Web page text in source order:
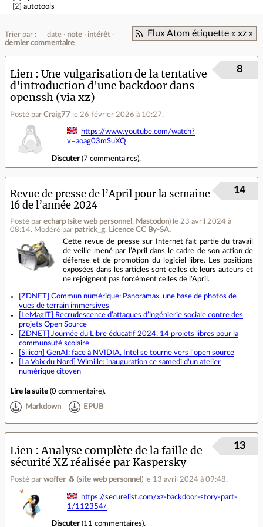
2
autotools
Flux Atom étiquette « xz »
Trier par : date note
intérêt
dernier commentaire
Lien
Une vulgarisation de la tentative
d'introduction d'une backdoor dans
openssh (via xz)
Posté par Craig77 le 26 février 2026 à 10:27.
8
https://www.youtube.com/watch?
v=aoag03mSuXQ
Discuter(7 commentaires).
Revue de presse de l’April pour la semaine
16 de l’année 2024
Posté par echarp(site web personnel , Mastodon) le 23 avril 2024 à
08:14. Modéré par patrick_g. Licence CC By‑SA.
14
Cette revue de presse sur Internet fait partie du travail
de veille mené par l’April dans le cadre de son action de
défense et de promotion du logiciel libre. Les positions
exposées dans les articles sont celles de leurs auteurs et
ne rejoignent pas forcément celles de l’April.
[ZDNET] Commun numérique: Panoramax, une base de photos de
vues de terrain immersives
[LeMagIT] Recrudescence d’attaques d’ingénierie sociale contre des
projets Open Source
[ZDNET] Journée du Libre éducatif 2024: 14 projets libres pour la
communauté scolaire
[Silicon] GenAI: face à NVIDIA, Intel se tourne vers l'open source
[La Voix du Nord] Wimille: inauguration ce samedi d'un atelier
numérique citoyen
Lire la suite (0 commentaire).
Markdown EPUB
Lien
Analyse complète de la faille de
sécurité XZ réalisée par Kaspersky
Posté par woffer 🐧 (site web personnel ) le 13 avril 2024 à 09:48.
13
https://securelist.com/xz-backdoor-story-part-
1/112354/
Discuter(11 commentaires).